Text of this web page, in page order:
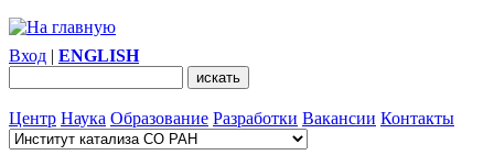
Вход | ENGLISH
Центр Наука Образование Разработки Вакансии Контакты